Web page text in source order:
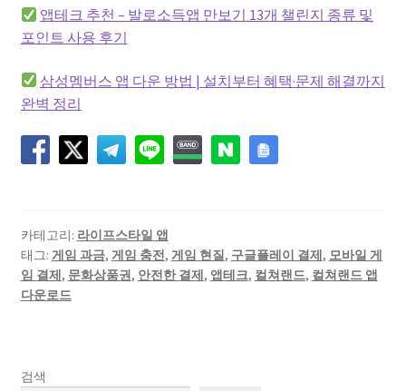
앱테크 추천 – 발로소득앱 만보기 13개 챌린지 종류 및
포인트 사용 후기
삼성멤버스 앱 다운 방법 | 설치부터 혜택·문제 해결까지
완벽 정리
카테고리: 라이프스타일 앱
태그: 게임 과금, 게임 충전, 게임 현질, 구글플레이 결제, 모바일 게
임 결제, 문화상품권, 안전한 결제, 앱테크, 컬쳐랜드, 컬쳐랜드 앱
다운로드
검색